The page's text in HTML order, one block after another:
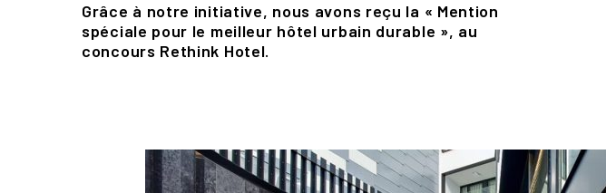
Grâce à notre initiative, nous avons reçu la « Mention
spéciale pour le meilleur hôtel urbain durable », au
concours Rethink Hotel.